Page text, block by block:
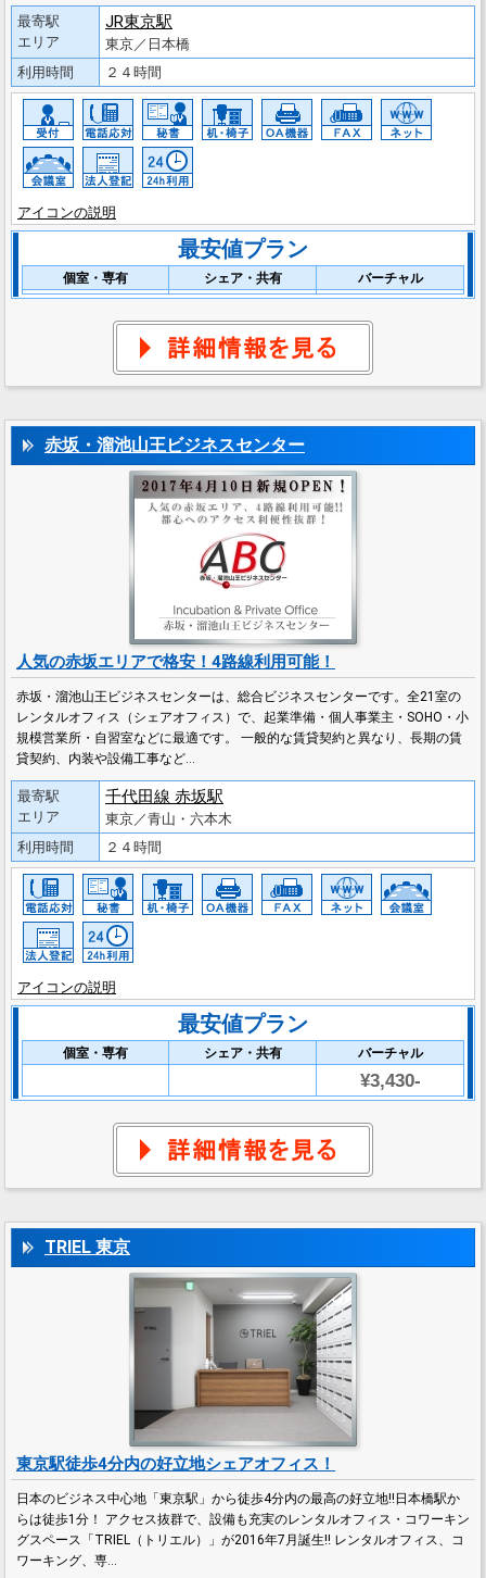
最寄駅
エリア
JR東京駅
東京／日本橋
利用時間
２４時間
アイコンの説明
最安値プラン
個室・専有 シェア・共有 バーチャル
赤坂・溜池山王ビジネスセンター
人気の赤坂エリアで格安！4路線利用可能！
赤坂・溜池山王ビジネスセンターは、総合ビジネスセンターです。全21室の
レンタルオフィス（シェアオフィス）で、起業準備・個人事業主・SOHO・小
規模営業所・自習室などに最適です。 一般的な賃貸契約と異なり、長期の賃
貸契約、内装や設備工事など…
最寄駅
エリア
千代田線 赤坂駅
東京／青山・六本木
利用時間
２４時間
アイコンの説明
最安値プラン
個室・専有 シェア・共有 バーチャル
¥3,430-
TRIEL 東京
東京駅徒歩4分内の好立地シェアオフィス！
日本のビジネス中心地「東京駅」から徒歩4分内の最高の好立地‼日本橋駅か
らは徒歩1分！ アクセス抜群で、設備も充実のレンタルオフィス・コワーキン
グスペース「TRIEL（トリエル）」が2016年7月誕生‼ レンタルオフィス、コ
ワーキング、専…